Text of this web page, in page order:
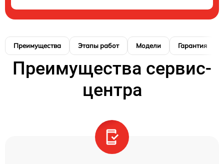
Преимущества Этапы работ Модели Гарантия
Преимущества сервис-
центра